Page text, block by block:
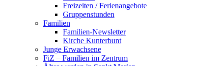
Freizeiten / Ferienangebote
Gruppenstunden
Familien
Familien-Newsletter
Kirche Kunterbunt
Junge Erwachsene
FiZ – Familien im Zentrum